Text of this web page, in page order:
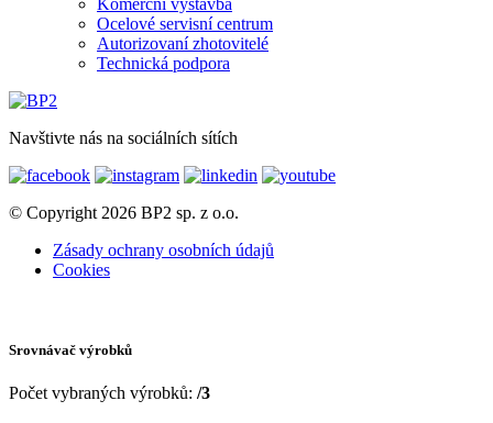
Ocelové servisní centrum
Autorizovaní zhotovitelé
Technická podpora
Navštivte nás na sociálních sítích
© Copyright 2026 BP2 sp. z o.o.
Zásady ochrany osobních údajů
Cookies
Srovnávač výrobků
Počet vybraných výrobků: /3